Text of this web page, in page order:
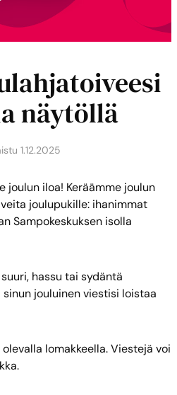
näytöllä
1.12.2025
joulun iloa! Keräämme joulun
joulupukille: ihanimmat
Sampokeskuksen isolla
hassu tai sydäntä
jouluinen viestisi loistaa
lomakkeella. Viestejä voi